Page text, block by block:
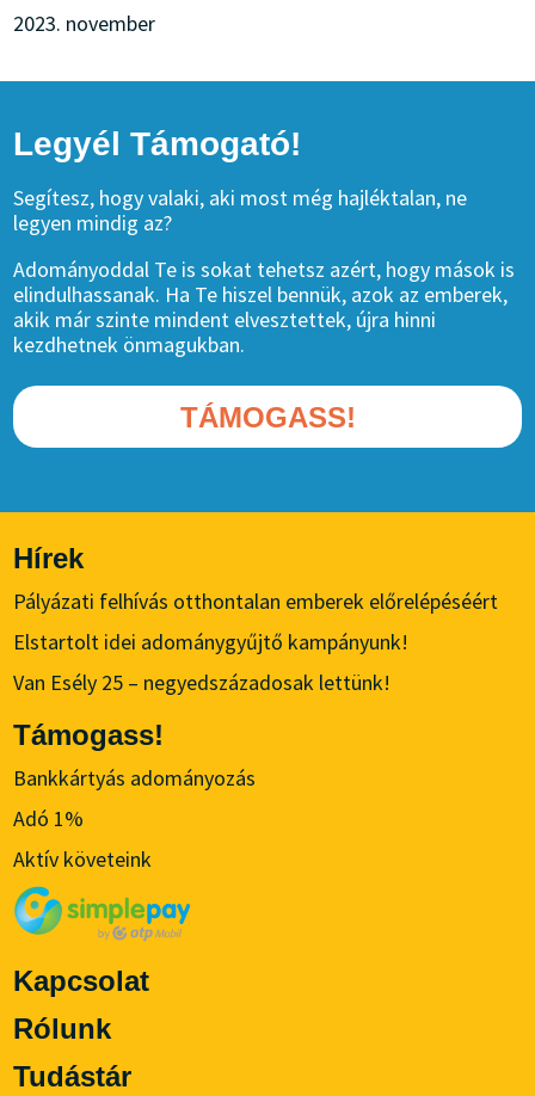
2023. november
Legyél Támogató!
Segítesz, hogy valaki, aki most még hajléktalan, ne
legyen mindig az?
Adományoddal Te is sokat tehetsz azért, hogy mások is
elindulhassanak. Ha Te hiszel bennük, azok az emberek,
akik már szinte mindent elvesztettek, újra hinni
kezdhetnek önmagukban.
TÁMOGASS!
Hírek
Pályázati felhívás otthontalan emberek előrelépéséért
Elstartolt idei adománygyűjtő kampányunk!
Van Esély 25 – negyedszázadosak lettünk!
Támogass!
Bankkártyás adományozás
Adó 1%
Aktív követeink
Kapcsolat
Rólunk
Tudástár